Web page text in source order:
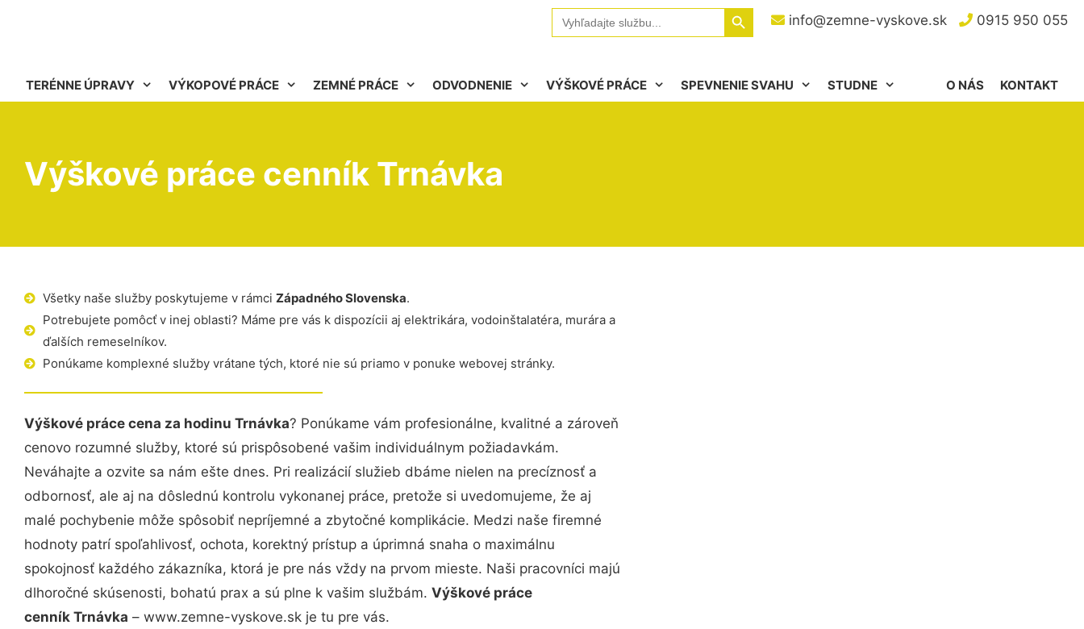
info@zemne-vyskove.sk 0915 950 055
Search
for:
Search Button
TERÉNNE ÚPRAVY VÝKOPOVÉ PRÁCE ZEMNÉ PRÁCE ODVODNENIE VÝŠKOVÉ PRÁCE SPEVNENIE SVAHU STUDNE KONTAKT
O NÁS
Výškové práce cenník Trnávka
Všetky naše služby poskytujeme v rámci Západného Slovenska.
Potrebujete pomôcť v inej oblasti? Máme pre vás k dispozícii aj elektrikára, vodoinštalatéra, murára a
ďalších remeselníkov.
Ponúkame komplexné služby vrátane tých, ktoré nie sú priamo v ponuke webovej stránky.
Výškové práce cena za hodinu Trnávka? Ponúkame vám profesionálne, kvalitné a zároveň
cenovo rozumné služby, ktoré sú prispôsobené vašim individuálnym požiadavkám.
Neváhajte a ozvite sa nám ešte dnes. Pri realizácií služieb dbáme nielen na precíznosť a
odbornosť, ale aj na dôslednú kontrolu vykonanej práce, pretože si uvedomujeme, že aj
malé pochybenie môže spôsobiť nepríjemné a zbytočné komplikácie. Medzi naše firemné
hodnoty patrí spoľahlivosť, ochota, korektný prístup a úprimná snaha o maximálnu
spokojnosť každého zákazníka, ktorá je pre nás vždy na prvom mieste. Naši pracovníci majú
dlhoročné skúsenosti, bohatú prax a sú plne k vašim službám. Výškové práce
cenník Trnávka – www.zemne-vyskove.sk je tu pre vás.